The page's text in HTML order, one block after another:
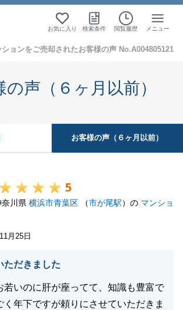
お気に入り 検索条件 閲覧履歴 メニュー
ョンをご売却されたお客様の声 No.A004805121
の声（６ヶ月以前）
お客様の声（６ヶ月以前）
5
川県 横浜市青葉区 （市が尾駅）の マンショ
月25日
ただきました
若いのに肝が座ってて、知識も豊富で
く年下ですが頼りにさせていただきま